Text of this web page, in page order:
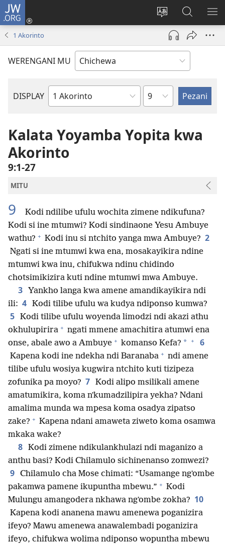
JW.ORG
Sinthani
chinenero
cha
webusaitiyi
Lowani
(imatsegula
tsamba
Fufuzani
pa
JW.ORG
1 Akorinto
WERENGANI MU
DISPLAY
Buku
M'Baibulo
Chaputala
Kalata Yoyamba Yopita kwa
Akorinto
9:1-27
MITU
9
Kodi ndilibe ufulu wochita zimene ndikufuna?
Kodi si ine mtumwi? Kodi sindinaone Yesu Ambuye
wathu? + Kodi inu si ntchito yanga mwa Ambuye? 2
Ngati si ine mtumwi kwa ena, mosakayikira ndine
mtumwi kwa inu, chifukwa ndinu chidindo
chotsimikizira kuti ndine mtumwi mwa Ambuye.
3
Yankho langa kwa amene amandikayikira ndi
ili: 4 Kodi tilibe ufulu wa kudya ndiponso kumwa?
5 Kodi tilibe ufulu woyenda limodzi ndi akazi athu
okhulupirira + ngati mmene amachitira atumwi ena
onse, abale awo a Ambuye + komanso Kefa? * + 6
Kapena kodi ine ndekha ndi Baranaba + ndi amene
tilibe ufulu wosiya kugwira ntchito kuti tizipeza
zofunika pa moyo? 7 Kodi alipo msilikali amene
amatumikira, koma nʼkumadzilipira yekha? Ndani
amalima munda wa mpesa koma osadya zipatso
zake? + Kapena ndani amaweta ziweto koma osamwa
mkaka wake?
8 Kodi zimene ndikulankhulazi ndi maganizo a
anthu basi? Kodi Chilamulo sichinenanso zomwezi?
9 Chilamulo cha Mose chimati: “Usamange ngʼombe
pakamwa pamene ikupuntha mbewu.” + Kodi
Mulungu amangodera nkhawa ngʼombe zokha? 10
Kapena kodi ananena mawu amenewa poganizira
ifeyo? Mawu amenewa anawalembadi poganizira
ifeyo, chifukwa wolima ndiponso wopuntha mbewu